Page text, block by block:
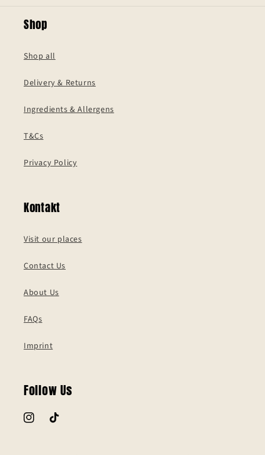
Shop
Shop all
Delivery & Returns
Ingredients & Allergens
T&Cs
Privacy Policy
Kontakt
Visit our places
Contact Us
About Us
FAQs
Imprint
Follow Us
InstagramTikTok